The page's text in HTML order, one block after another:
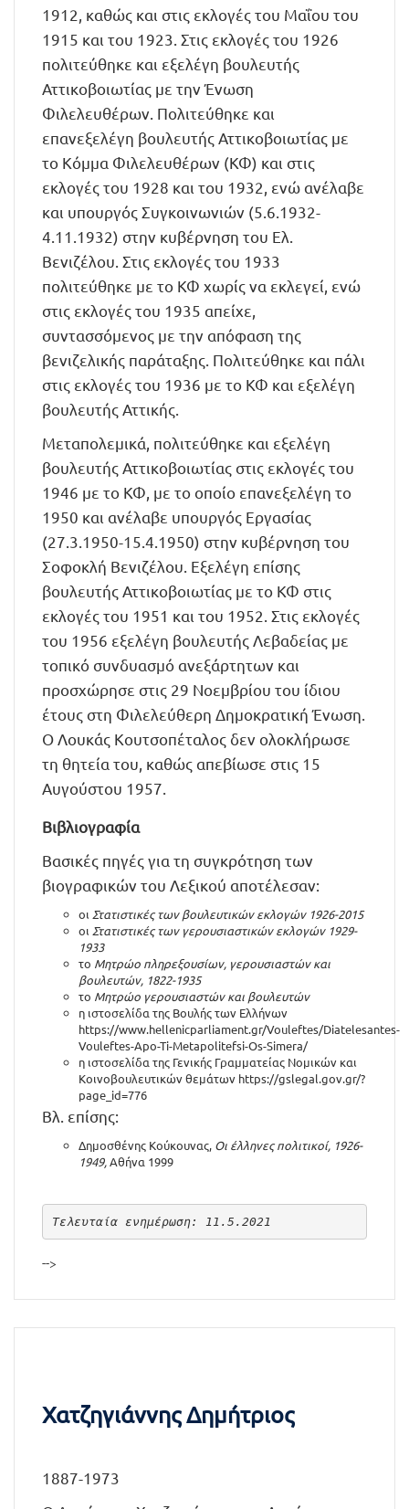
1912, καθώς και στις εκλογές του Μαΐου του
1915 και του 1923. Στις εκλογές του 1926
πολιτεύθηκε και εξελέγη βουλευτής
Αττικοβοιωτίας με την Ένωση
Φιλελευθέρων. Πολιτεύθηκε και
επανεξελέγη βουλευτής Αττικοβοιωτίας με
το Κόμμα Φιλελευθέρων (ΚΦ) και στις
εκλογές του 1928 και του 1932, ενώ ανέλαβε
και υπουργός Συγκοινωνιών (5.6.1932-
4.11.1932) στην κυβέρνηση του Ελ.
Βενιζέλου. Στις εκλογές του 1933
πολιτεύθηκε με το ΚΦ χωρίς να εκλεγεί, ενώ
στις εκλογές του 1935 απείχε,
συντασσόμενος με την απόφαση της
βενιζελικής παράταξης. Πολιτεύθηκε και πάλι
στις εκλογές του 1936 με το ΚΦ και εξελέγη
βουλευτής Αττικής.
Μεταπολεμικά, πολιτεύθηκε και εξελέγη
βουλευτής Αττικοβοιωτίας στις εκλογές του
1946 με το ΚΦ, με το οποίο επανεξελέγη το
1950 και ανέλαβε υπουργός Εργασίας
(27.3.1950-15.4.1950) στην κυβέρνηση του
Σοφοκλή Βενιζέλου. Εξελέγη επίσης
βουλευτής Αττικοβοιωτίας με το ΚΦ στις
εκλογές του 1951 και του 1952. Στις εκλογές
του 1956 εξελέγη βουλευτής Λεβαδείας με
τοπικό συνδυασμό ανεξάρτητων και
προσχώρησε στις 29 Νοεμβρίου του ίδιου
έτους στη Φιλελεύθερη Δημοκρατική Ένωση.
Ο Λουκάς Κουτσοπέταλος δεν ολοκλήρωσε
τη θητεία του, καθώς απεβίωσε στις 15
Αυγούστου 1957.
Βιβλιογραφία
Βασικές πηγές για τη συγκρότηση των
βιογραφικών του Λεξικού αποτέλεσαν:
οι Στατιστικές των βουλευτικών εκλογών 1926-2015
οι Στατιστικές των γερουσιαστικών εκλογών 1929-
1933
το Μητρώο πληρεξουσίων, γερουσιαστών και
βουλευτών, 1822-1935
το Μητρώο γερουσιαστών και βουλευτών
η ιστοσελίδα της Βουλής των Ελλήνων
https://www.hellenicparliament.gr/Vouleftes/Diatelesantes-
Vouleftes-Apo-Ti-Metapolitefsi-Os-Simera/
η ιστοσελίδα της Γενικής Γραμματείας Νομικών και
Κοινοβουλευτικών θεμάτων https://gslegal.gov.gr/?
page_id=776
Βλ. επίσης:
Δημοσθένης Κούκουνας, Οι έλληνες πολιτικοί, 1926-
1949,Αθήνα 1999
Τελευταία ενημέρωση: 11.5.2021
-->
Χατζηγιάννης Δημήτριος
1887-1973